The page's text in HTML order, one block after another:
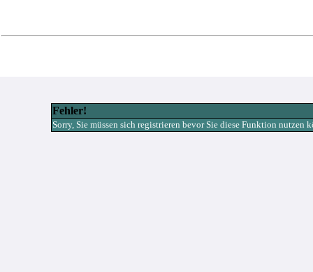
Fehler!
Sorry, Sie müssen sich registrieren bevor Sie diese Funktion nutzen